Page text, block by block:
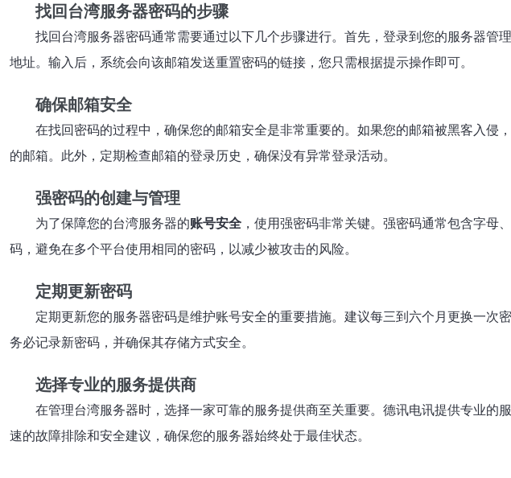
找回台湾服务器密码的步骤
找回台湾服务器密码通常需要通过以下几个步骤进行。首先，登录到您的服务器管
地址。输入后，系统会向该邮箱发送重置密码的链接，您只需根据提示操作即可。
确保邮箱安全
在找回密码的过程中，确保您的邮箱安全是非常重要的。如果您的邮箱被黑客入侵
的邮箱。此外，定期检查邮箱的登录历史，确保没有异常登录活动。
强密码的创建与管理
为了保障您的台湾服务器的账号安全 ，使用强密码非常关键。强密码通常包含字母
码，避免在多个平台使用相同的密码，以减少被攻击的风险。
定期更新密码
定期更新您的服务器密码是维护账号安全的重要措施。建议每三到六个月更换一
务必记录新密码，并确保其存储方式安全。
选择专业的服务提供商
在管理台湾服务器时，选择一家可靠的服务提供商至关重要。德讯电讯提供专业的
速的故障排除和安全建议，确保您的服务器始终处于最佳状态。